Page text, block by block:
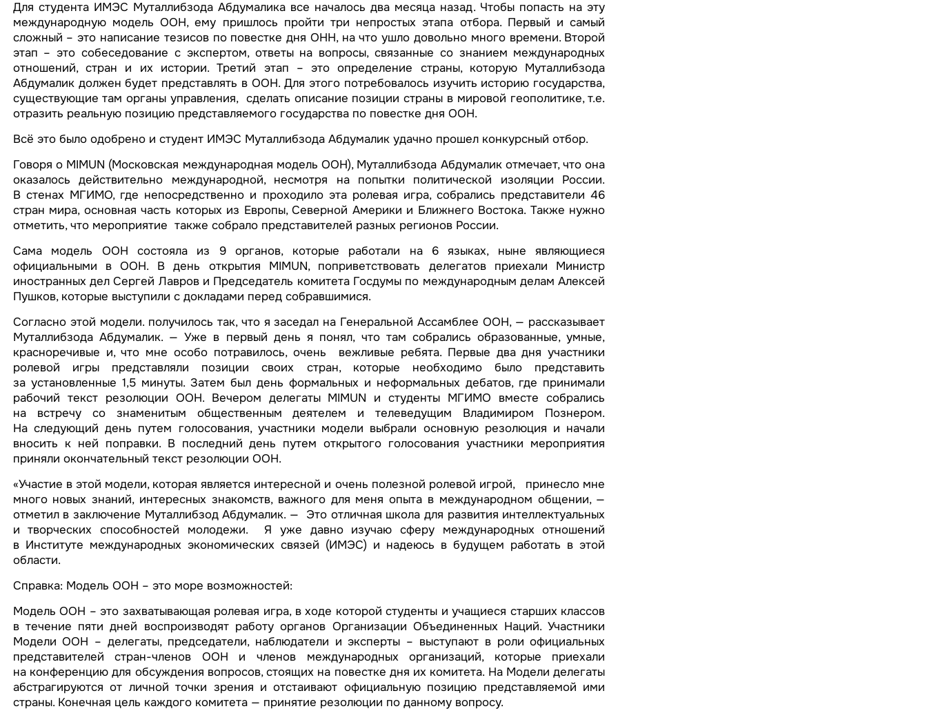
Для студента ИМЭС Муталлибзода Абдумалика все началось два месяца назад. Чтобы попасть на эту
международную модель ООН, ему пришлось пройти три непростых этапа отбора. Первый и самый
сложный – это написание тезисов по повестке дня ОНН, на что ушло довольно много времени. Второй
этап – это собеседование с экспертом, ответы на вопросы, связанные со знанием международных
отношений, стран и их истории. Третий этап – это определение страны, которую Муталлибзода
Абдумалик должен будет представлять в ООН. Для этого потребовалось изучить историю государства,
существующие там органы управления, сделать описание позиции страны в мировой геополитике, т.е.
отразить реальную позицию представляемого государства по повестке дня ООН.
Всё это было одобрено и студент ИМЭС Муталлибзода Абдумалик удачно прошел конкурсный отбор.
Говоря о МIMUN (Московская международная модель ООН), Муталлибзода Абдумалик отмечает, что она
оказалось действительно международной, несмотря на попытки политической изоляции России.
В стенах МГИМО, где непосредственно и проходило эта ролевая игра, собрались представители 46
стран мира, основная часть которых из Европы, Северной Америки и Ближнего Востока. Также нужно
отметить, что мероприятие также собрало представителей разных регионов России.
Сама модель ООН состояла из 9 органов, которые работали на 6 языках, ныне являющиеся
официальными в ООН. В день открытия МIMUN, поприветствовать делегатов приехали Министр
иностранных дел Сергей Лавров и Председатель комитета Госдумы по международным делам Алексей
Пушков, которые выступили с докладами перед собравшимися.
Согласно этой модели. получилось так, что я заседал на Генеральной Ассамблее ООН, — рассказывает
Муталлибзода Абдумалик. — Уже в первый день я понял, что там собрались образованные, умные,
красноречивые и, что мне особо потравилось, очень вежливые ребята. Первые два дня участники
ролевой игры представляли позиции своих стран, которые необходимо было представить
за установленные 1,5 минуты. Затем был день формальных и неформальных дебатов, где принимали
рабочий текст резолюции ООН. Вечером делегаты MIMUN и студенты МГИМО вместе собрались
на встречу со знаменитым общественным деятелем и телеведущим Владимиром Познером.
На следующий день путем голосования, участники модели выбрали основную резолюция и начали
вносить к ней поправки. В последний день путем открытого голосования участники мероприятия
приняли окончательный текст резолюции ООН.
«Участие в этой модели, которая является интересной и очень полезной ролевой игрой, принесло мне
много новых знаний, интересных знакомств, важного для меня опыта в международном общении, —
отметил в заключение Муталлибзод Абдумалик. — Это отличная школа для развития интеллектуальных
и творческих способностей молодежи. Я уже давно изучаю сферу международных отношений
в Институте международных экономических связей (ИМЭС) и надеюсь в будущем работать в этой
области.
Справка: Модель ООН – это море возможностей:
Модель ООН – это захватывающая ролевая игра, в ходе которой студенты и учащиеся старших классов
в течение пяти дней воспроизводят работу органов Организации Объединенных Наций. Участники
Модели ООН – делегаты, председатели, наблюдатели и эксперты – выступают в роли официальных
представителей стран-членов ООН и членов международных организаций, которые приехали
на конференцию для обсуждения вопросов, стоящих на повестке дня их комитета. На Модели делегаты
абстрагируются от личной точки зрения и отстаивают официальную позицию представляемой ими
страны. Конечная цель каждого комитета — принятие резолюции по данному вопросу.